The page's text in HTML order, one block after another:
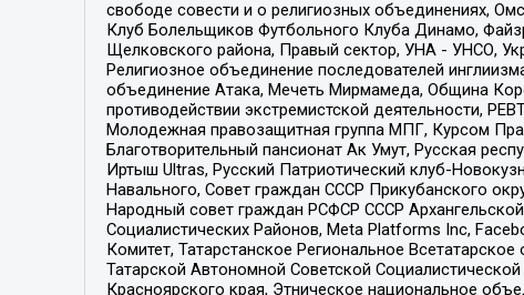
свободе совести и о религиозных объединениях,
Клуб Болельщиков Футбольного Клуба Динамо,
Щелковского района, Правый сектор, УНА - УНСО,
Религиозное объединение последователей
объединение Атака, Мечеть Мирмамеда, Община
противодействии экстремистской деятельности,
Молодежная правозащитная группа МПГ, Курсом
Благотворительный пансионат Ак Умут, Русская
Иртыш Ultras, Русский Патриотический клуб-
Навального, Совет граждан СССР Прикубанского
Народный совет граждан РСФСР СССР
Социалистических Районов, Meta Platforms Inc,
Комитет, Татарстанское Региональное
Татарской Автономной Советской
Красноярского края, Этническое национальное